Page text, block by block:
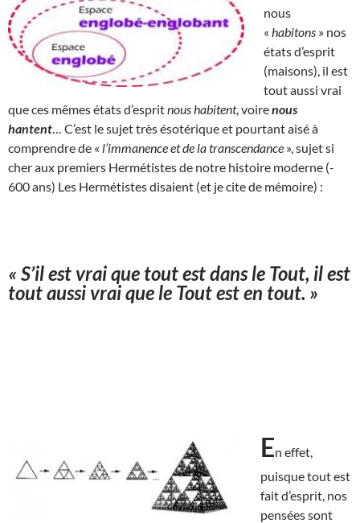
nous
« habitons » nos
états d’esprit
(maisons), il est
tout aussi vrai
que ces mêmes états d’espritnous habitent, voirenous
hantent … C’est le sujet très ésotérique et pourtant aisé à
comprendre de « l’immanence et de la transcendance », sujet si
cher aux premiers Hermétistes de notre histoire moderne (-
600 ans) Les Hermétistes disaient (et je cite de mémoire) :
« S’il est vrai que tout est dans le Tout, il est
tout aussi vrai que le Tout est en tout. »
En effet,
puisque tout est
fait d’esprit, nos
pensées sont